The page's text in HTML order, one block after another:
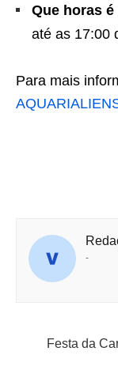
Que horas
até as 17:00
Para mais
-
Festa da